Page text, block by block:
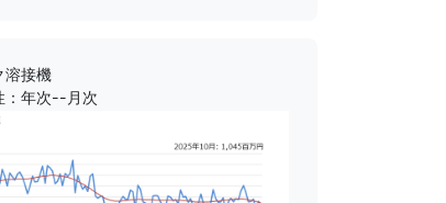
溶接機
：年次--月次